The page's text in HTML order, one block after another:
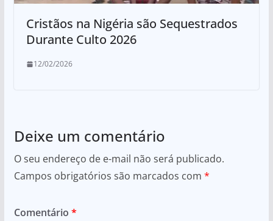
Cristãos na Nigéria são Sequestrados
Durante Culto 2026
12/02/2026
Deixe um comentário
O seu endereço de e-mail não será publicado.
Campos obrigatórios são marcados com *
Comentário *